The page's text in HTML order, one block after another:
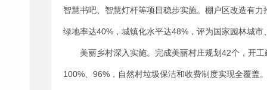
智慧书吧、智慧灯杆等项目稳步实施。棚户区改造有
绿地率达40%，城镇化水平达48%，评为国家园林城市
美丽乡村深入实施。完成美丽村庄规划42个，开
100%、96%，自然村垃圾保洁和收费制度实现全覆盖